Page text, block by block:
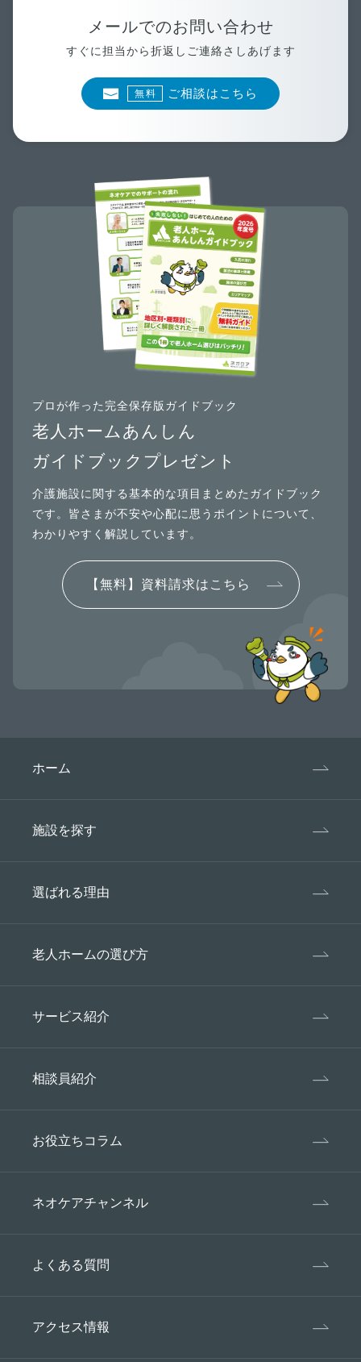
メールでのお問い合わせ
すぐに担当から折返しご連絡さしあげます
無料 ご相談はこちら
プロが作った完全保存版ガイドブック
老人ホームあんしん
ガイドブックプレゼント
介護施設に関する基本的な項目まとめたガイドブック
です。皆さまが不安や心配に思うポイントについて、
わかりやすく解説しています。
【無料】資料請求はこちら
ホーム
施設を探す
選ばれる理由
老人ホームの選び方
サービス紹介
相談員紹介
お役立ちコラム
ネオケアチャンネル
よくある質問
アクセス情報